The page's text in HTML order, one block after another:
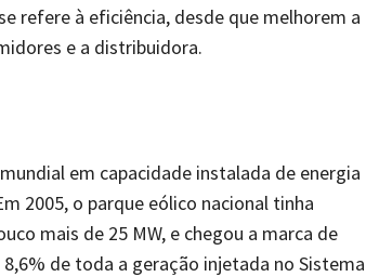
refere à eficiência, desde que melhorem a
e a distribuidora.
em capacidade instalada de energia
2005, o parque eólico nacional tinha
mais de 25 MW, e chegou a marca de
de toda a geração injetada no Sistema